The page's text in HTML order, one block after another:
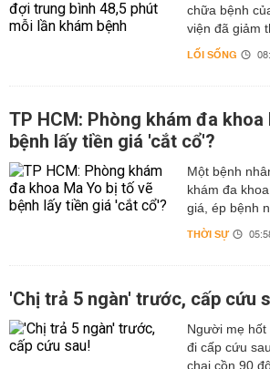
chữa bệnh
viện đã giảm
LỐI SỐNG
TP HCM: Phòng khám đa khoa
bệnh lấy tiền giá 'cắt cổ'?
Một bệnh
khám đa
giá, ép bệnh
THỜI SỰ
'Chị trả 5 ngàn' trước, cấp cứu
Người mẹ hốt
đi cấp cứu
chai cồn 90